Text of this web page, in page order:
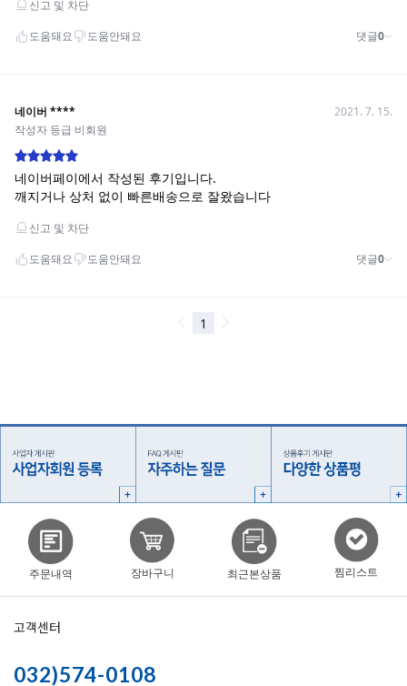
주문내역 장바구니 최근본상품 찜리스트
고객센터
032)574-0108